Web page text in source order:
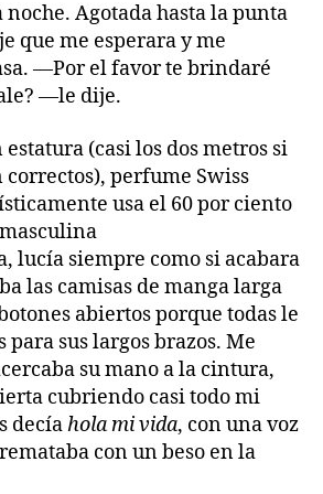
noche. Agotada hasta la punta
que me esperara y me
—Por el favor te brindaré
—le dije.
(casi los dos metros si
correctos), perfume Swiss
usa el 60 por ciento
lucía siempre como si acabara
las camisas de manga larga
abiertos porque todas le
para sus largos brazos. Me
su mano a la cintura,
cubriendo casi todo mi
decíahola mi vida, con una voz
con un beso en la